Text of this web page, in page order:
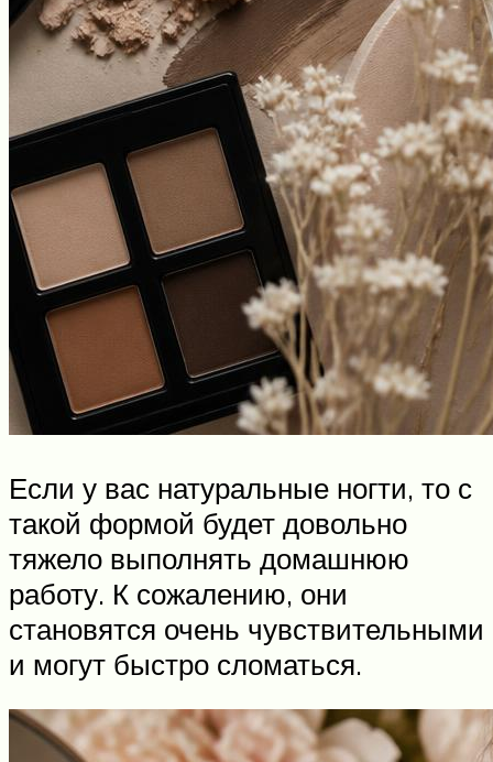
Если у вас натуральные ногти, то с
такой формой будет довольно
тяжело выполнять домашнюю
работу. К сожалению, они
становятся очень чувствительными
и могут быстро сломаться.